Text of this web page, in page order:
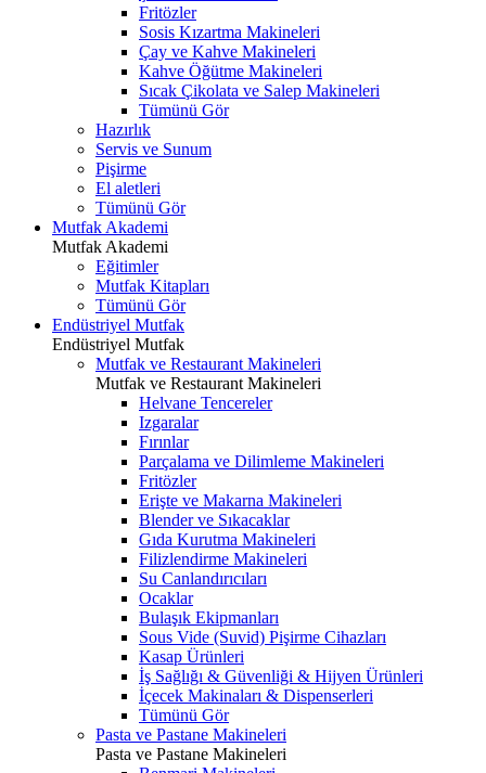
Fritözler
Sosis Kızartma Makineleri
Çay ve Kahve Makineleri
Kahve Öğütme Makineleri
Sıcak Çikolata ve Salep Makineleri
Tümünü Gör
Hazırlık
Servis ve Sunum
Pişirme
El aletleri
Tümünü Gör
Mutfak Akademi
Mutfak Akademi
Eğitimler
Mutfak Kitapları
Tümünü Gör
Endüstriyel Mutfak
Endüstriyel Mutfak
Mutfak ve Restaurant Makineleri
Mutfak ve Restaurant Makineleri
Helvane Tencereler
Izgaralar
Fırınlar
Parçalama ve Dilimleme Makineleri
Fritözler
Erişte ve Makarna Makineleri
Blender ve Sıkacaklar
Gıda Kurutma Makineleri
Filizlendirme Makineleri
Su Canlandırıcıları
Ocaklar
Bulaşık Ekipmanları
Sous Vide (Suvid) Pişirme Cihazları
Kasap Ürünleri
İş Sağlığı & Güvenliği & Hijyen Ürünleri
İçecek Makinaları & Dispenserleri
Tümünü Gör
Pasta ve Pastane Makineleri
Pasta ve Pastane Makineleri